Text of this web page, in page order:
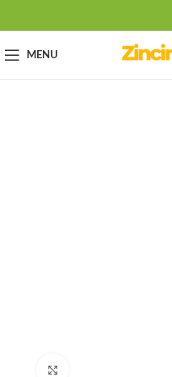
MENU